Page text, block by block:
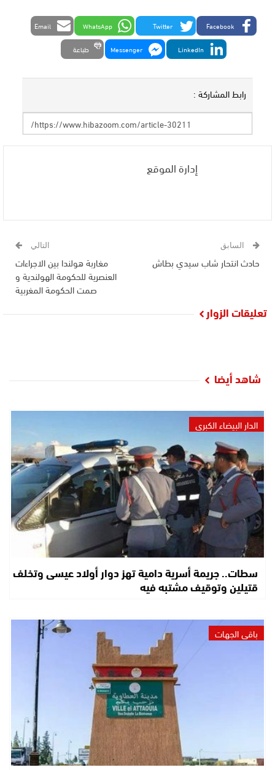
Facebook
Twitter
WhatsApp
Email
LinkedIn
Messenger طباعة
رابط المشاركة :
إدارة الموقع
السابق
حادث انتحار شاب سيدي بطاش
التالي
مغاربة هولندا بين الاجراءات
العنصرية للحكومة الهولندية و
صمت الحكومة المغربية
تعليقات الزوار
شاهد أيضا
الدار البيضاء الكبرى
سطات.. جريمة أسرية دامية تهز دوار أولاد عيسى وتخلف
قتيلين وتوقيف مشتبه فيه
باقي الجهات